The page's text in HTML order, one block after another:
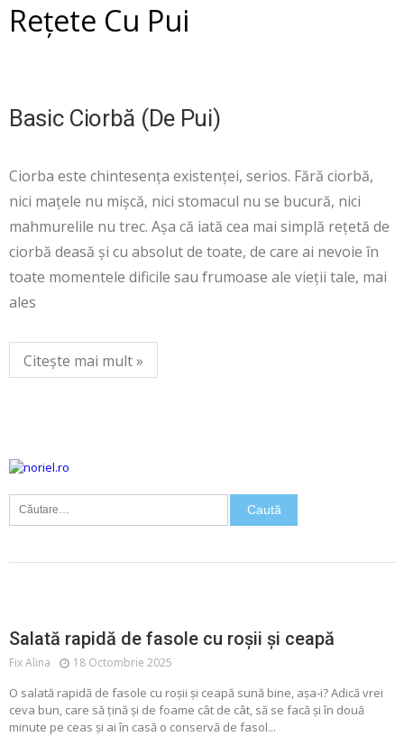
Rețete Cu Pui
Basic Ciorbă (de Pui)
Ciorba este chintesența existenței, serios. Fără ciorbă,
nici mațele nu mișcă, nici stomacul nu se bucură, nici
mahmurelile nu trec. Așa că iată cea mai simplă rețetă de
ciorbă deasă și cu absolut de toate, de care ai nevoie în
toate momentele dificile sau frumoase ale vieții tale, mai
ales
Citește mai mult »
Caută
după:
Salată rapidă de fasole cu roșii și ceapă
Fix Alina 18 Octombrie 2025
O salată rapidă de fasole cu roșii și ceapă sună bine, așa-i? Adică vrei
ceva bun, care să țină și de foame cât de cât, să se facă și în două
minute pe ceas și ai în casă o conservă de fasol...